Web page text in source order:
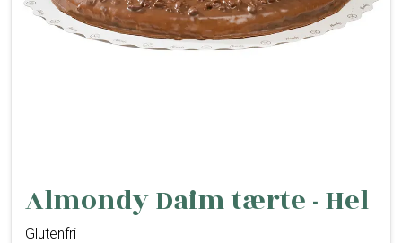
Almondy Daim tærte - Hel
Glutenfri